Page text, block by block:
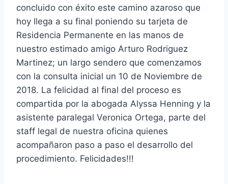
concluido con éxito este camino azaroso que
hoy llega a su final poniendo su tarjeta de
Residencia Permanente en las manos de
nuestro estimado amigo Arturo Rodriguez
Martinez; un largo sendero que comenzamos
con la consulta inicial un 10 de Noviembre de
2018. La felicidad al final del proceso es
compartida por la abogada Alyssa Henning y la
asistente paralegal Veronica Ortega, parte del
staff legal de nuestra oficina quienes
acompañaron paso a paso el desarrollo del
procedimiento. Felicidades!!!